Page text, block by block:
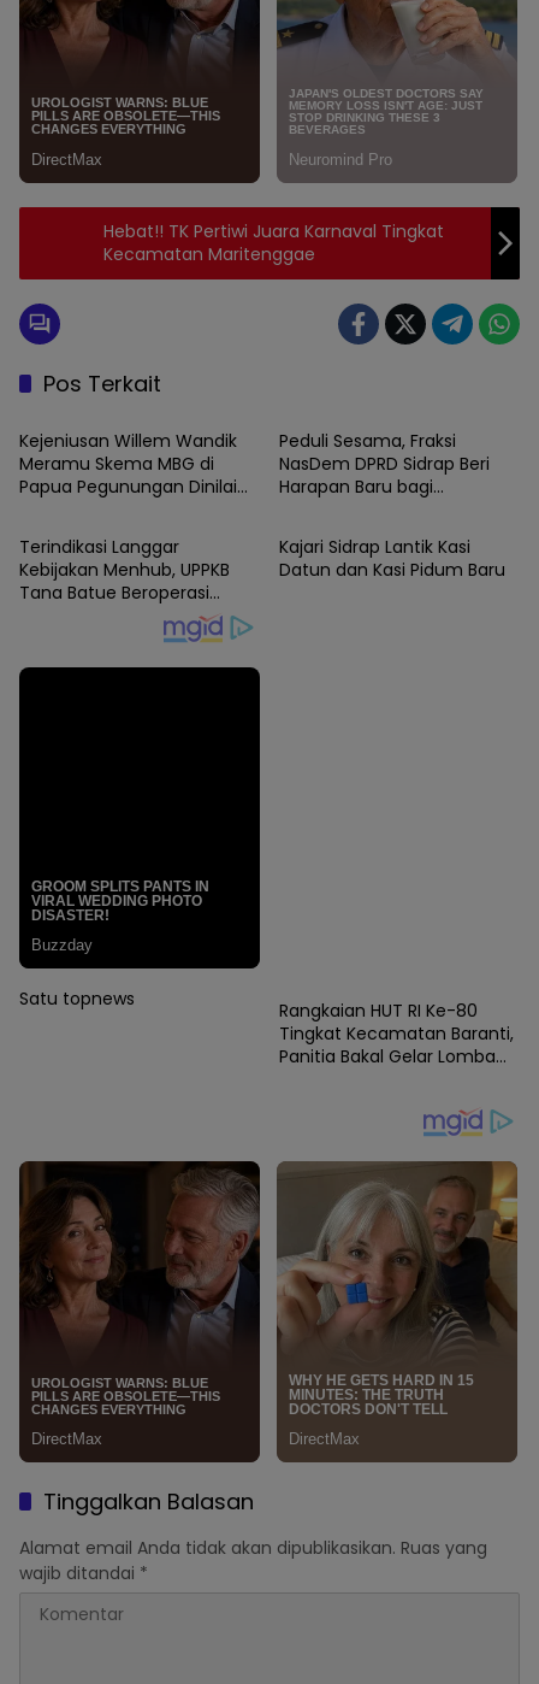
Hebat!! TK Pertiwi Juara Karnaval Tingkat
Kecamatan Maritenggae
Pos Terkait
News
Kejeniusan Willem Wandik
Meramu Skema MBG di
Papua Pegunungan Dinilai
Peduli Sesama, Fraksi
NasDem DPRD Sidrap Beri
Harapan Baru bagi
News
Terindikasi Langgar
Kebijakan Menhub, UPPKB
Tana Batue Beroperasi
Hingga Subuh Saat Posko
Angkutan Lebaran
News
Kajari Sidrap Lantik Kasi
Datun dan Kasi Pidum Baru
Satu topnews
Rangkaian HUT RI Ke-80
Tingkat Kecamatan Baranti,
Panitia Bakal Gelar Lomba
Tinggalkan Balasan
Alamat email Anda tidak akan dipublikasikan. Ruas yang
wajib ditandai *